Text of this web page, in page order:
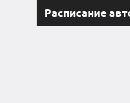
Расписание